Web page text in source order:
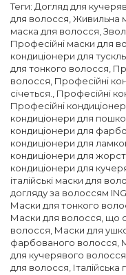
Теги: Догляд для
для волосся,Живильна
маска для волосся,
Професійні маски для
кондиціонери для
для тонкого волосся,
волосся, Професійні
січеться., Професійні
Професійні
кондиціонери для
кондиціонери для
кондиціонери для
кондиціонери для
кондиціонери для
італійські маски для
догляду за волоссям ING
Маски для тонкого
Маски для волосся, що
волосся, Маски для
фарбованого волосся,
для кучерявого волосся
для волосся,